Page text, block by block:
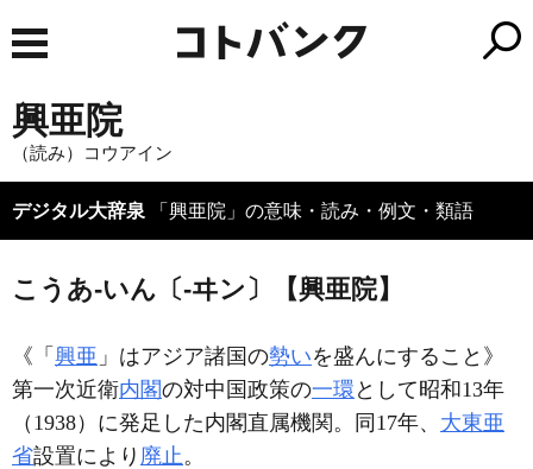
興亜院
（読み）コウアイン
デジタル大辞泉 「興亜院」の意味・読み・例文・類語
こうあ‐いん〔‐ヰン〕【興亜院】
《「 興亜 」はアジア諸国の勢いを盛んにすること》
第一次近衛内閣の対中国政策の一環 として昭和13年
（1938）に発足した内閣直属機関。同17年、 大東亜
省設置により 廃止。